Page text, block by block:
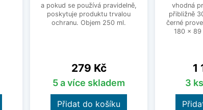
a pokud se používá pravidelně,
poskytuje produktu trvalou
ochranu. Objem 250 ml.
Cena
279 Kč
5 a více skladem
Přidat do košíku
vhodná
přibližně
černé
180 x 89
1
3